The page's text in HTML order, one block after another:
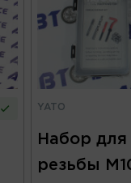
YATO
Набор
резьбы